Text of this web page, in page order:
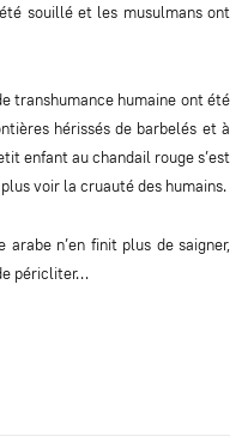
souillé et les musulmans ont
transhumance humaine ont été
hérissés de barbelés et à
enfant au chandail rouge s’est
voir la cruauté des humains.
n’en finit plus de saigner,
péricliter…